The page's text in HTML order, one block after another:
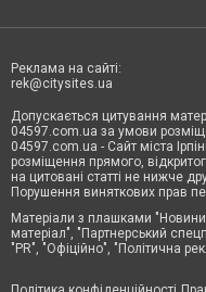
Реклама на сайті:
rek@citysites.ua
Допускається цитування
04597.com.ua за умови
04597.com.ua - Сайт міста
розміщення прямого,
на цитовані статті не нижче
Порушення виняткових прав
Матеріали з плашками
матеріал", "Партнерський
"PR", "Офіційно", "Політична